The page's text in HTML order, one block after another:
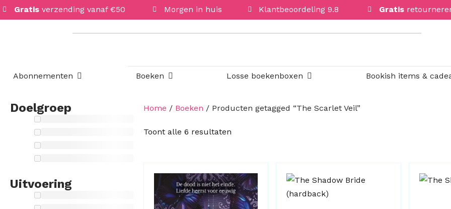
Gratis verzending vanaf €50 Morgen in huis Klantbeoordeling 9.8 Gratis
Abonnementen Open Abonnementen
Boeken Open Boeken Losse boekenboxen Open Losse boekenboxen
Bookish items &
Doelgroep
Uitvoering
Home / Boeken / Producten getagged “The Scarlet Veil”
Toont alle 6 resultatenGesorteerd